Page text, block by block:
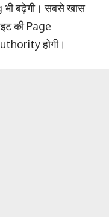
बढ़ेगी। सबसे खास
की Page
होगी।